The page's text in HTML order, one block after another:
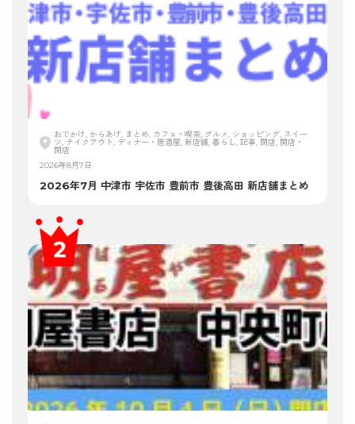
おでかけ, からあげ, まとめ, カフェ・喫茶, グルメ, ショッピング, スイー
ツ, テイクアウト, ディナー・居酒屋, 新店舗, 暮らし, 記事, 閉店, 開店・
閉店
2026年8月7日
2026年7月 中津市 宇佐市 豊前市 豊後高田 新店舗まとめ